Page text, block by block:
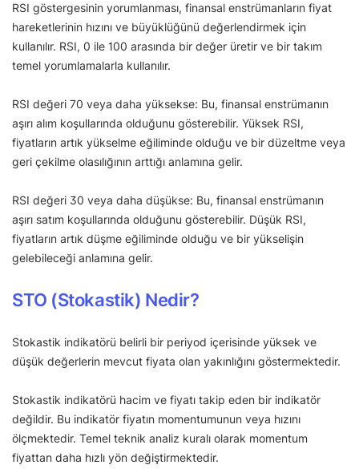
RSI göstergesinin yorumlanması, finansal enstrümanların fiyat
hareketlerinin hızını ve büyüklüğünü değerlendirmek için
kullanılır. RSI, 0 ile 100 arasında bir değer üretir ve bir takım
temel yorumlamalarla kullanılır.
RSI değeri 70 veya daha yüksekse: Bu, finansal enstrümanın
aşırı alım koşullarında olduğunu gösterebilir. Yüksek RSI,
fiyatların artık yükselme eğiliminde olduğu ve bir düzeltme veya
geri çekilme olasılığının arttığı anlamına gelir.
RSI değeri 30 veya daha düşükse: Bu, finansal enstrümanın
aşırı satım koşullarında olduğunu gösterebilir. Düşük RSI,
fiyatların artık düşme eğiliminde olduğu ve bir yükselişin
gelebileceği anlamına gelir.
STO (Stokastik) Nedir?
Stokastik indikatörü belirli bir periyod içerisinde yüksek ve
düşük değerlerin mevcut fiyata olan yakınlığını göstermektedir.
Stokastik indikatörü hacim ve fiyatı takip eden bir indikatör
değildir. Bu indikatör fiyatın momentumunun veya hızını
ölçmektedir. Temel teknik analiz kuralı olarak momentum
fiyattan daha hızlı yön değiştirmektedir.